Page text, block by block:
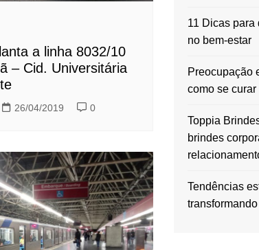
a linha 8032/10
– Cid. Universitária
26/04/2019 0
11 Dicas para
no bem-estar
Preocupação
como se curar
Toppia
brindes
Tendências